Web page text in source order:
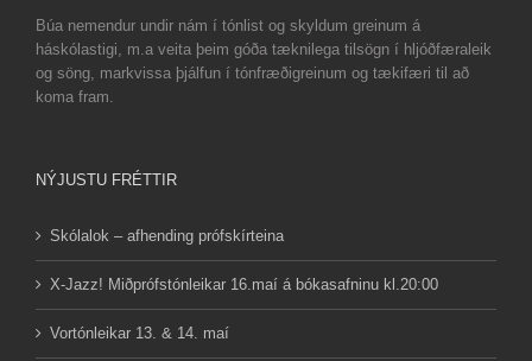
Búa nemendur undir nám í tónlist og skyldum greinum á
háskólastigi, m.a veita þeim góða tæknilega tilsögn í hljóðfæraleik
og söng, markvissa þjálfun í tónfræðigreinum og tækifæri til að
koma fram.
NÝJUSTU FRÉTTIR
Skólalok – afhending prófskírteina
X-Jazz! Miðprófstónleikar 16.maí á bókasafninu kl.20:00
Vortónleikar 13. & 14. maí